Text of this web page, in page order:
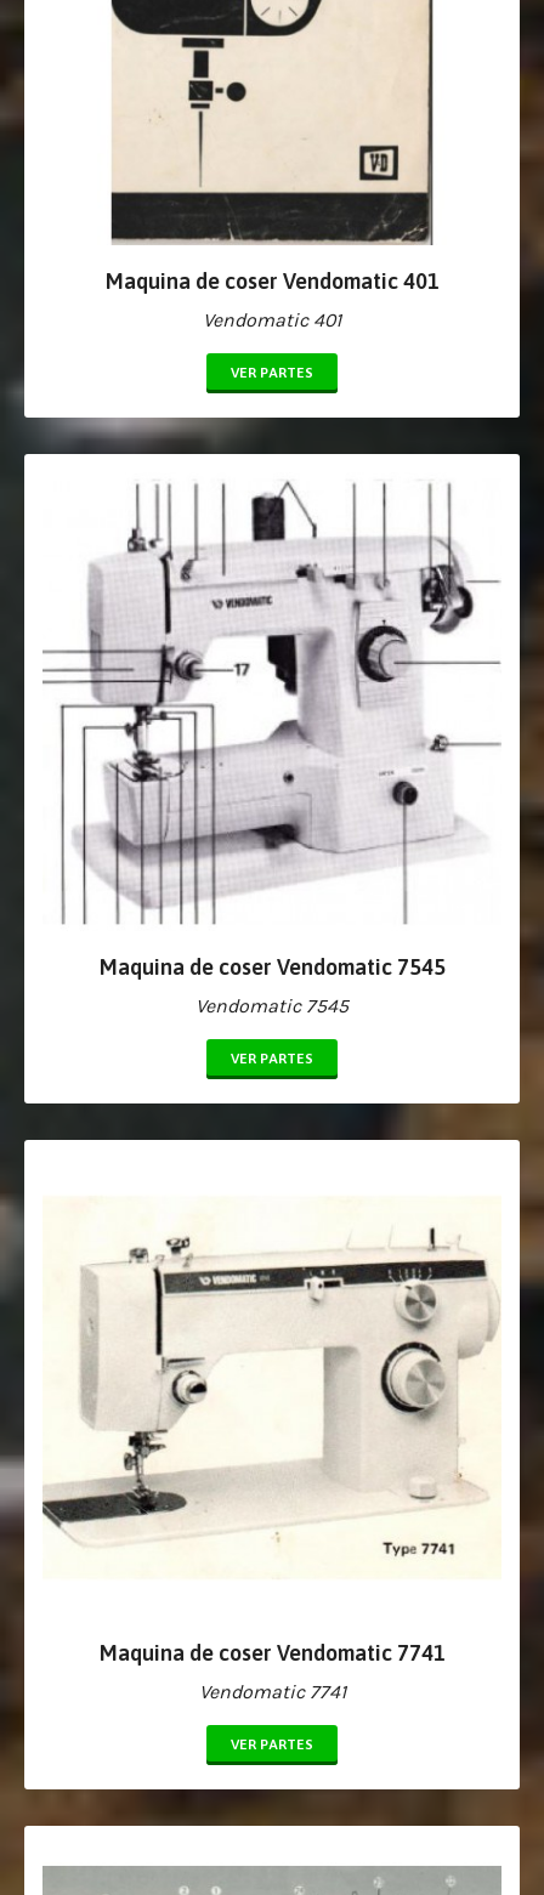
Maquina de coser Vendomatic 401
Vendomatic 401
VER PARTES
Maquina de coser Vendomatic 7545
Vendomatic 7545
VER PARTES
Maquina de coser Vendomatic 7741
Vendomatic 7741
VER PARTES